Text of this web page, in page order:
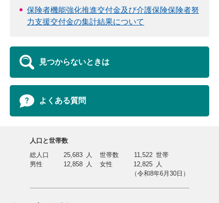
保険者機能強化推進交付金及び介護保険保険者努
力支援交付金の集計結果について
見つからないときは
よくある質問
人口と世帯数
総人口
25,683 人 世帯数 11,522 世帯
男性
12,858 人 女性 12,825 人
（令和8年6月30日）